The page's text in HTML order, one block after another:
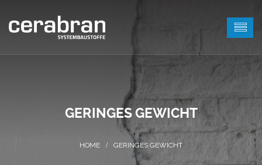
GERINGES GEWICHT
GERINGES GEWICHT